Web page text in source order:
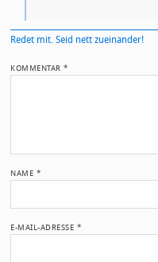
Redet mit. Seid nett zueinander!
KOMMENTAR*
NAME *
E-MAIL-ADRESSE *